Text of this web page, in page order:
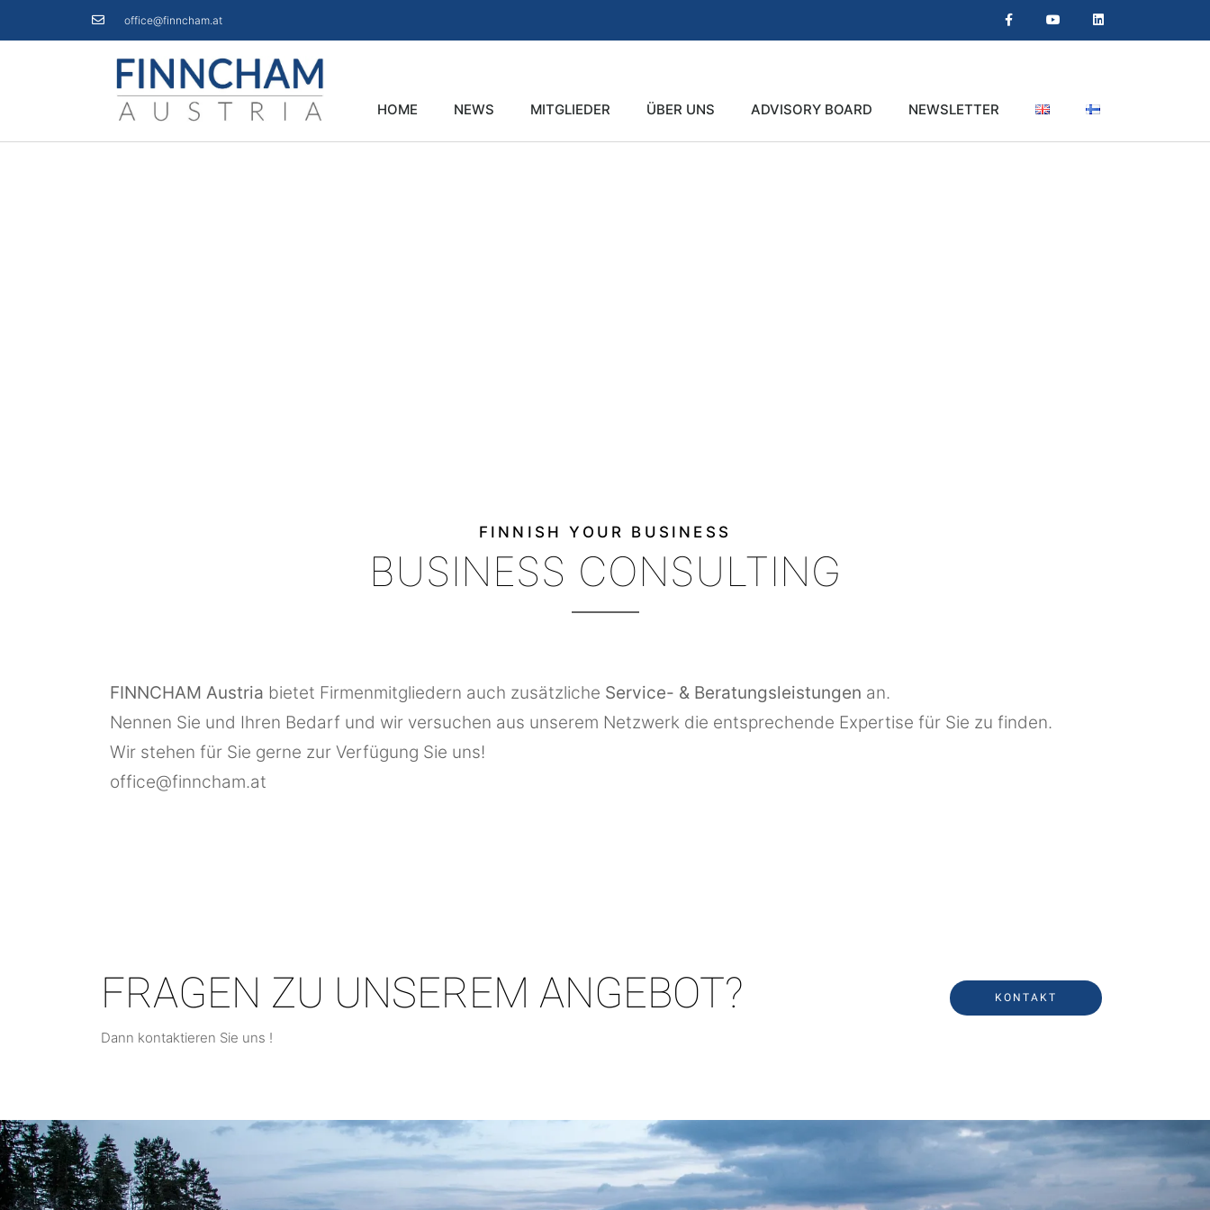
office@finncham.at
HOME NEWS MITGLIEDER ÜBER UNS ADVISORY BOARD NEWSLETTER
FINNISH YOUR BUSINESS
BUSINESS CONSULTING
FINNCHAM Austria bietet Firmenmitgliedern auch zusätzliche Service- & Beratungsleistungen an.
Nennen Sie und Ihren Bedarf und wir versuchen aus unserem Netzwerk die entsprechende Expertise für Sie zu finden.
Wir stehen für Sie gerne zur Verfügung Sie uns!
office@finncham.at
FRAGEN ZU UNSEREM ANGEBOT?
Dann kontaktieren Sie uns !
KONTAKT